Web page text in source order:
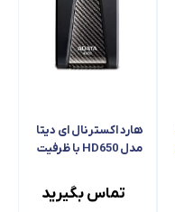
هارد اکسترنال ای دیتا
مدل HD650 با ظرفیت
تماس بگیرید